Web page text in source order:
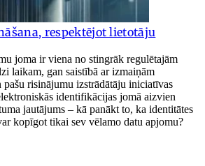
respektējot lietotāju
joma ir viena no stingrāk regulētajām
laikam, gan saistībā ar izmaiņām
pašu risinājumu izstrādātāju iniciatīvas
identifikācijas jomā aizvien
jautājums – kā panākt to, ka identitātes
kopīgot tikai sev vēlamo datu apjomu?